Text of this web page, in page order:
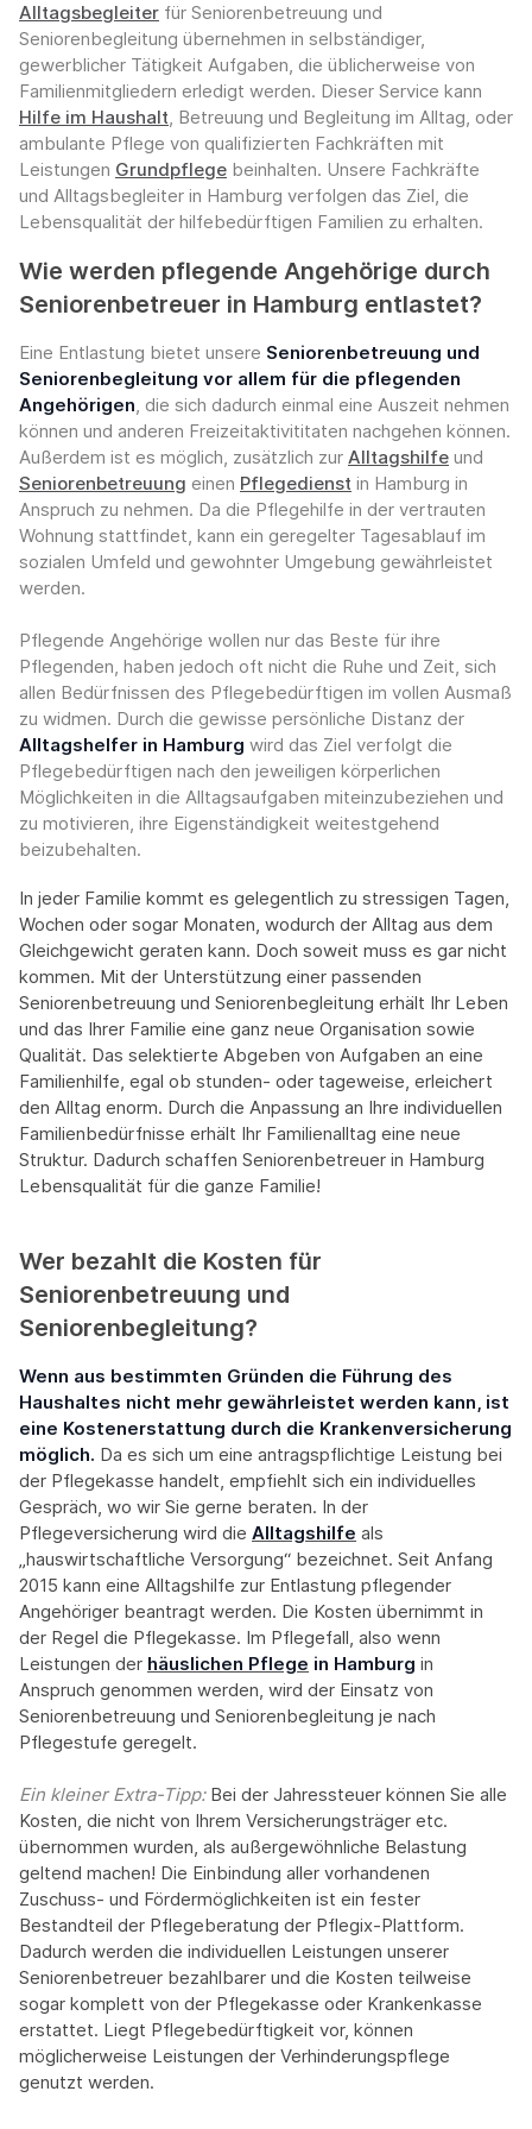
Alltagsbegleiter für Seniorenbetreuung und
Seniorenbegleitung übernehmen in selbständiger,
gewerblicher Tätigkeit Aufgaben, die üblicherweise von
Familienmitgliedern erledigt werden. Dieser Service kann
Hilfe im Haushalt, Betreuung und Begleitung im Alltag, oder
ambulante Pflege von qualifizierten Fachkräften mit
Leistungen Grundpflege beinhalten. Unsere Fachkräfte
und Alltagsbegleiter in Hamburg verfolgen das Ziel, die
Lebensqualität der hilfebedürftigen Familien zu erhalten.
Wie werden pflegende Angehörige durch
Seniorenbetreuer in Hamburg entlastet?
Eine Entlastung bietet unsere Seniorenbetreuung und
Seniorenbegleitung vor allem für die pflegenden
Angehörigen, die sich dadurch einmal eine Auszeit nehmen
können und anderen Freizeitaktivititaten nachgehen können.
Außerdem ist es möglich, zusätzlich zur Alltagshilfe und
Seniorenbetreuung einen Pflegedienst in Hamburg in
Anspruch zu nehmen. Da die Pflegehilfe in der vertrauten
Wohnung stattfindet, kann ein geregelter Tagesablauf im
sozialen Umfeld und gewohnter Umgebung gewährleistet
werden.
Pflegende Angehörige wollen nur das Beste für ihre
Pflegenden, haben jedoch oft nicht die Ruhe und Zeit, sich
allen Bedürfnissen des Pflegebedürftigen im vollen Ausmaß
zu widmen. Durch die gewisse persönliche Distanz der
Alltagshelfer in Hamburg wird das Ziel verfolgt die
Pflegebedürftigen nach den jeweiligen körperlichen
Möglichkeiten in die Alltagsaufgaben miteinzubeziehen und
zu motivieren, ihre Eigenständigkeit weitestgehend
beizubehalten.
In jeder Familie kommt es gelegentlich zu stressigen Tagen,
Wochen oder sogar Monaten, wodurch der Alltag aus dem
Gleichgewicht geraten kann. Doch soweit muss es gar nicht
kommen. Mit der Unterstützung einer passenden
Seniorenbetreuung und Seniorenbegleitung erhält Ihr Leben
und das Ihrer Familie eine ganz neue Organisation sowie
Qualität. Das selektierte Abgeben von Aufgaben an eine
Familienhilfe, egal ob stunden- oder tageweise, erleichert
den Alltag enorm. Durch die Anpassung an Ihre individuellen
Familienbedürfnisse erhält Ihr Familienalltag eine neue
Struktur. Dadurch schaffen Seniorenbetreuer in Hamburg
Lebensqualität für die ganze Familie!
Wer bezahlt die Kosten für
Seniorenbetreuung und
Seniorenbegleitung?
Wenn aus bestimmten Gründen die Führung des
Haushaltes nicht mehr gewährleistet werden kann, ist
eine Kostenerstattung durch die Krankenversicherung
möglich. Da es sich um eine antragspflichtige Leistung bei
der Pflegekasse handelt, empfiehlt sich ein individuelles
Gespräch, wo wir Sie gerne beraten. In der
Pflegeversicherung wird die Alltagshilfe als
„hauswirtschaftliche Versorgung“ bezeichnet. Seit Anfang
2015 kann eine Alltagshilfe zur Entlastung pflegender
Angehöriger beantragt werden. Die Kosten übernimmt in
der Regel die Pflegekasse. Im Pflegefall, also wenn
Leistungen der häuslichen Pflege in Hamburg in
Anspruch genommen werden, wird der Einsatz von
Seniorenbetreuung und Seniorenbegleitung je nach
Pflegestufe geregelt.
Ein kleiner Extra-Tipp:‍ Bei der Jahressteuer können Sie alle
Kosten, die nicht von Ihrem Versicherungsträger etc.
übernommen wurden, als außergewöhnliche Belastung
geltend machen! Die Einbindung aller vorhandenen
Zuschuss- und Fördermöglichkeiten ist ein fester
Bestandteil der Pflegeberatung der Pflegix-Plattform.
Dadurch werden die individuellen Leistungen unserer
Seniorenbetreuer bezahlbarer und die Kosten teilweise
sogar komplett von der Pflegekasse oder Krankenkasse
erstattet. Liegt Pflegebedürftigkeit vor, können
möglicherweise Leistungen der Verhinderungspflege
genutzt werden.